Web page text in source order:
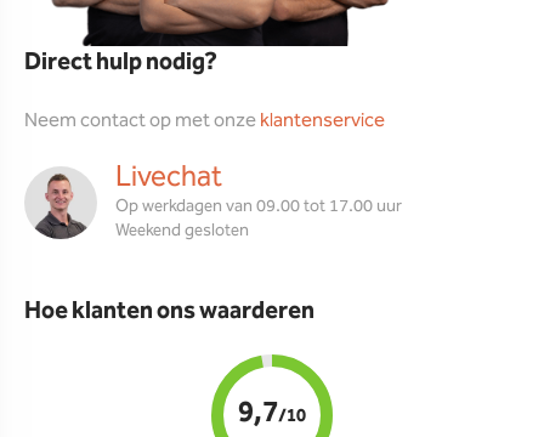
Direct hulp nodig?
Neem contact op met onzeklantenservice
Livechat
Op werkdagen van 09.00 tot 17.00 uur
Weekend gesloten
Hoe klanten ons waarderen
9,7/10